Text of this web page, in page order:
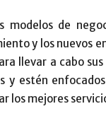
modelos de
y los nuevos
llevar a cabo
y estén
los mejores